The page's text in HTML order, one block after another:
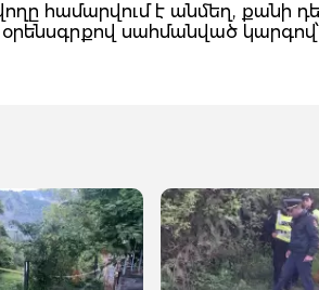
համարվում է անմեղ, քանի
սահմանված կարգով՝